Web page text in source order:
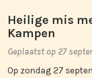
Heilige mis
Kampen
Geplaatst op 27
Op zondag 27